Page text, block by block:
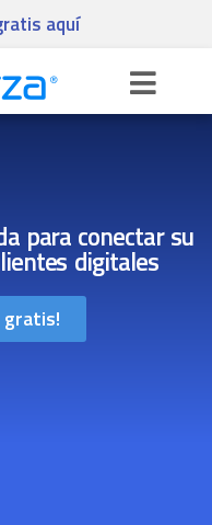
aquí
para conectar su
digitales
gratis!